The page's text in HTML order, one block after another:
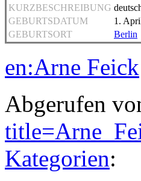
KURZBESCHREIBUNG
GEBURTSDATUM
1.
GEBURTSORT
Berlin
en:Arne Feick
Abgerufen
Kategorien: